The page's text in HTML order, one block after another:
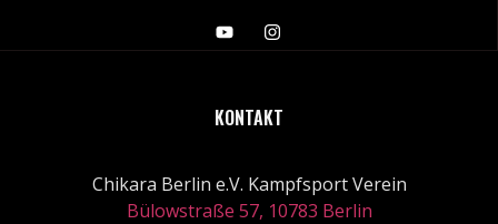
KONTAKT
Chikara Berlin e.V. Kampfsport Verein
Bülowstraße 57, 10783 Berlin